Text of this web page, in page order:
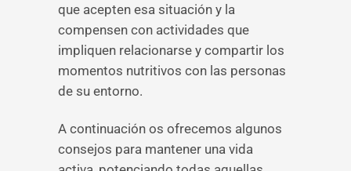
que acepten esa situación y la
compensen con actividades que
impliquen relacionarse y compartir los
momentos nutritivos con las personas
de su entorno.
A continuación os ofrecemos algunos
consejos para mantener una vida